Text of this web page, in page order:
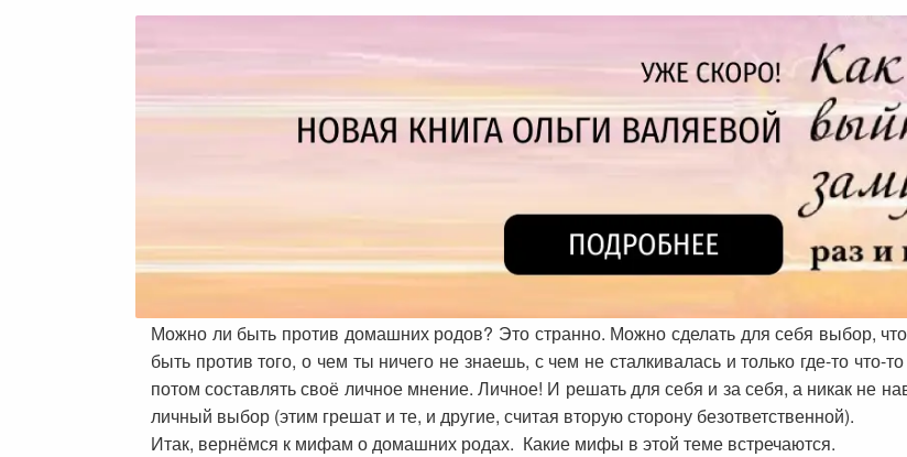
Можно ли быть против домашних родов? Это странно. Можно сделать для себя выбор,
быть против того, о чем ты ничего не знаешь, с чем не сталкивалась и только где-то что-
потом составлять своё личное мнение. Личное! И решать для себя и за себя, а никак не
личный выбор (этим грешат и те, и другие, считая вторую сторону безответственной).
Итак, вернёмся к мифам о домашних родах. Какие мифы в этой теме встречаются.